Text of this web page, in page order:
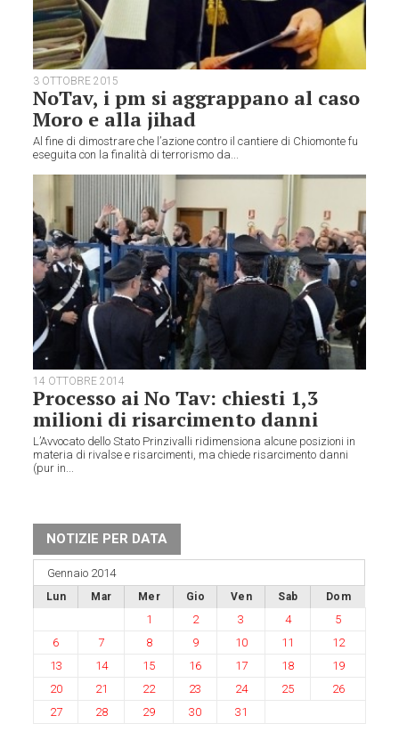
3 OTTOBRE 2015
NoTav, i pm si aggrappano al caso
Moro e alla jihad
Al fine di dimostrare che l’azione contro il cantiere di Chiomonte fu
eseguita con la finalità di terrorismo da...
14 OTTOBRE 2014
Processo ai No Tav: chiesti 1,3
milioni di risarcimento danni
L’Avvocato dello Stato Prinzivalli ridimensiona alcune posizioni in
materia di rivalse e risarcimenti, ma chiede risarcimento danni
(pur in...
NOTIZIE PER DATA
Gennaio 2014
Lun Mar Mer Gio Ven Sab Dom
1 2 3 4
5
6
7 8 9 10 11
12
13
14 15 16 17 18
19
20
21 22 23 24 25
26
27
28 29 30 31